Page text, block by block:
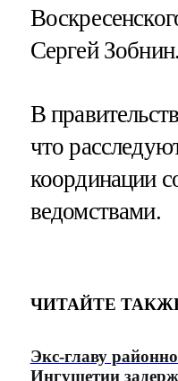
Сергей Зобнин.
В
что
координации
ведомствами.
ЧИТАЙТЕ
Экс-главу
Ингушетии